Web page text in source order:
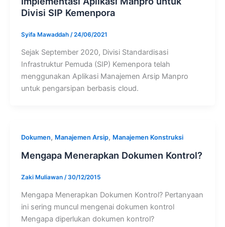
Divisi SIP Kemenpora
Syifa Mawaddah /24/06/2021
Sejak September 2020, Divisi Standardisasi
Infrastruktur Pemuda (SIP) Kemenpora telah
menggunakan Aplikasi Manajemen Arsip Manpro
untuk pengarsipan berbasis cloud.
Dokumen, Manajemen Arsip, Manajemen Konstruksi
Mengapa Menerapkan Dokumen Kontrol?
Zaki Muliawan /30/12/2015
Mengapa Menerapkan Dokumen Kontrol? Pertanyaan
ini sering muncul mengenai dokumen kontrol
Mengapa diperlukan dokumen kontrol?